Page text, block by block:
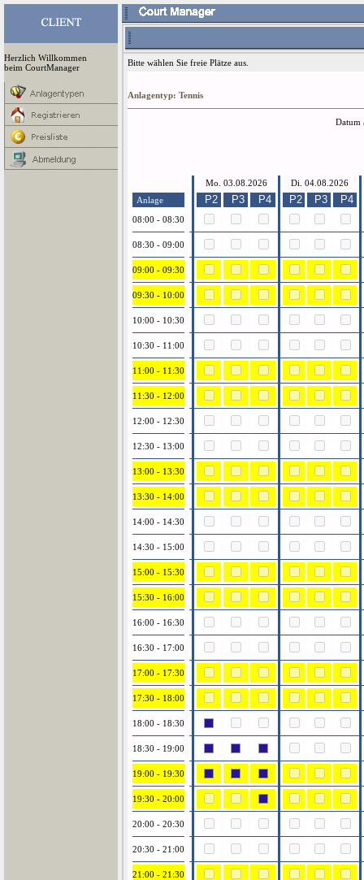
Herzlich Willkommen
beim CourtManager
Bitte wählen Sie freie Plätze aus.
Anlagentyp: Tennis
Datum
Anlage
08:00 - 08:30
08:30 - 09:00
09:00 - 09:30
09:30 - 10:00
10:00 - 10:30
10:30 - 11:00
11:00 - 11:30
11:30 - 12:00
12:00 - 12:30
12:30 - 13:00
13:00 - 13:30
13:30 - 14:00
14:00 - 14:30
14:30 - 15:00
15:00 - 15:30
15:30 - 16:00
16:00 - 16:30
16:30 - 17:00
17:00 - 17:30
17:30 - 18:00
18:00 - 18:30
18:30 - 19:00
19:00 - 19:30
19:30 - 20:00
20:00 - 20:30
20:30 - 21:00
21:00 - 21:30
Mo. 03.08.2026 Di. 04.08.2026
P2 P3 P4 P2 P3 P4